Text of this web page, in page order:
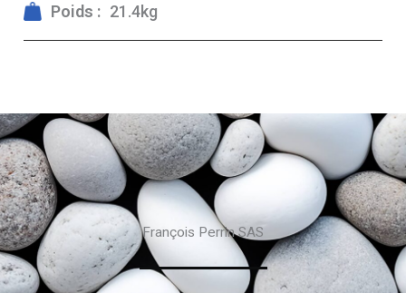
Poids : 21.4kg
François Perrin SAS